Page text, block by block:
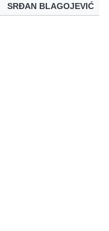
SRĐAN BLAGOJEVIĆ